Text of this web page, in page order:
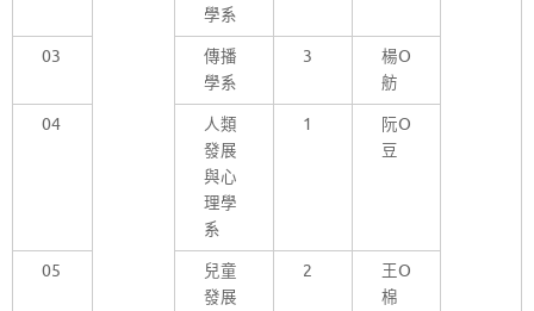
學系
03
傳播
學系
3
楊O
舫
04
人類
發展
與心
理學
系
1
阮O
豆
05
兒童
發展
2
王O
棉